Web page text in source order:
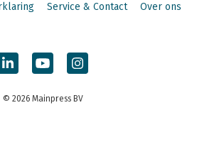
Service & Contact Over ons
© 2026 Mainpress BV